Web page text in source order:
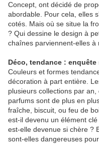
Concept, ont décidé de
abordable. Pour cela, elles
cotés. Mais où se situe la
? Qui dessine le design à
chaînes parviennent-elles
Déco, tendance :
Couleurs et formes
décoration à part entière.
plusieurs collections par
parfums sont de plus en
fraîche, biscuit, ou feu de
est-il devenu un élément
est-elle devenue si chère ?
sont-elles dangereuses